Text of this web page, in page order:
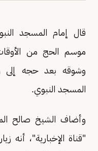
قال إمام المسجد
موسم الحج من
وشوقه بعد حجه إلى
المسجد النبوي.
وأضاف الشيخ صالح
"قناة الإخبارية"، أنه